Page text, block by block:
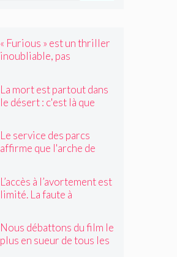
« Furious » est un thriller
inoubliable, pas
La mort est partout dans
le désert : c'est là que
Le service des parcs
affirme que l'arche de
Pourrait-il être déplacé ?
L’accès à l’avortement est
limité. La faute à
Nous débattons du film le
plus en sueur de tous les